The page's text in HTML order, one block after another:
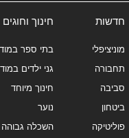
חדשות
מוניציפלי
תחבורה
סביבה
ביטחון
פוליטיקה
חינוך וחוגים
בתי ספר
גני ילדים
חינוך מיוחד
נוער
השכלה גבוהה